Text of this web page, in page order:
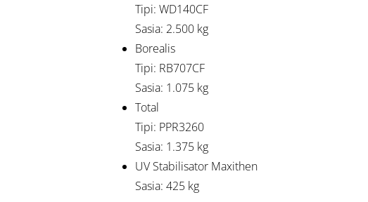
Tipi: WD140CF
Sasia: 2.500 kg
Borealis
Tipi: RB707CF
Sasia: 1.075 kg
Total
Tipi: PPR3260
Sasia: 1.375 kg
UV Stabilisator Maxithen
Sasia: 425 kg